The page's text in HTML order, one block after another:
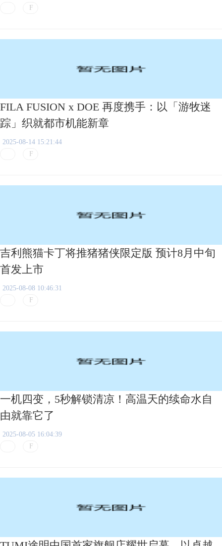
FILA FUSION x DOE 再度携手：以「游牧迷
踪」织就都市机能新章
2025-08-14 15:21:44
吉利熊猫卡丁将推猪猪侠限定版 预计8月中旬
首发上市
2025-08-08 10:46:31
一机四变，5秒解锁清凉！高温天的续命水自
由就靠它了
2025-08-05 16:04:39